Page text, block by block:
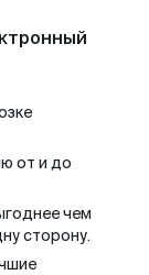
от и до
чем
сторону.